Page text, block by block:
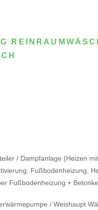
/ Dampfanlage (Heizen mit
Fußbodenheizung,
Fußbodenheizung +
/ Weishaupt